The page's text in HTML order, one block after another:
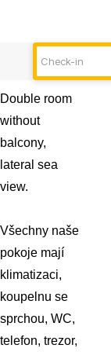
Double room
without
balcony,
lateral sea
view.
Všechny naše
pokoje mají
klimatizaci,
koupelnu se
sprchou, WC,
telefon, trezor,